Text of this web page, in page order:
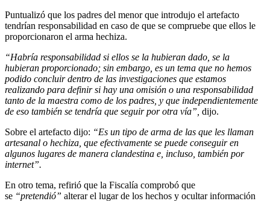
Puntualizó que los padres del menor que introdujo el artefacto
tendrían responsabilidad en caso de que se compruebe que ellos le
proporcionaron el arma hechiza.
“Habría responsabilidad si ellos se la hubieran dado, se la
hubieran proporcionado; sin embargo, es un tema que no hemos
podido concluir dentro de las investigaciones que estamos
realizando para definir si hay una omisión o una responsabilidad
tanto de la maestra como de los padres, y que independientemente
de eso también se tendría que seguir por otra vía”, dijo.
Sobre el artefacto dijo: “Es un tipo de arma de las que les llaman
artesanal o hechiza, que efectivamente se puede conseguir en
algunos lugares de manera clandestina e, incluso, también por
internet”.
En otro tema, refirió que la Fiscalía comprobó que
se “pretendió” alterar el lugar de los hechos y ocultar información